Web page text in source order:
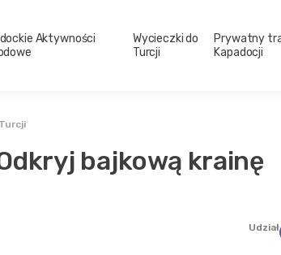
Aktywności
Wycieczki do
Turcji
Prywatny
Kapadocji
bajkową krainę
Udział